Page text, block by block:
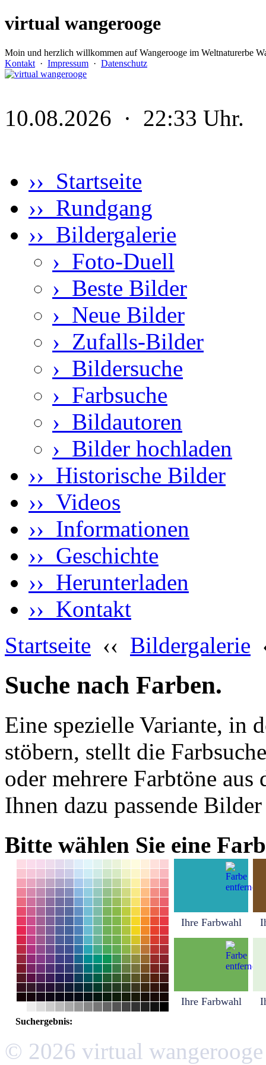
virtual wangerooge
Moin und herzlich willkommen auf Wangerooge im Weltnaturerbe
Kontakt · Impressum · Datenschutz
10.08.2026 · 22:33 Uhr.
›› Startseite
›› Rundgang
›› Bildergalerie
› Foto-Duell
› Beste Bilder
› Neue Bilder
› Zufalls-Bilder
› Bildersuche
› Farbsuche
› Bildautoren
› Bilder hochladen
›› Historische Bilder
›› Videos
›› Informationen
›› Geschichte
›› Herunterladen
›› Kontakt
Startseite ‹‹ Bildergalerie
Suche nach Farben.
Eine spezielle Variante, in
stöbern, stellt die
oder mehrere Farbtöne
Ihnen dazu passende
Bitte wählen Sie eine
Ihre Farbwahl
Ihre Farbwahl
Suchergebnis:
© 2026 virtual wangerooge